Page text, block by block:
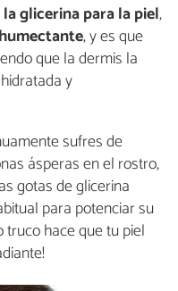
glicerina para la piel,
, y es que
que la dermis la
y
sufres de
ásperas en el rostro,
gotas de glicerina
para potenciar su
truco hace que tu piel